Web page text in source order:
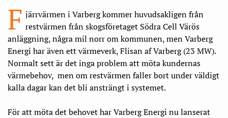
F järrvärmen i Varberg kommer huvudsakligen från
restvärmen från skogsföretaget Södra Cell Värös
anläggning, några mil norr om kommunen, men Varberg
Energi har även ett värmeverk, Flisan af Varberg (23 MW).
Normalt sett är det inga problem att möta kundernas
värmebehov, men om restvärmen faller bort under väldigt
kalla dagar kan det bli ansträngt i systemet.
För att möta det behovet har Varberg Energi nu lanserat